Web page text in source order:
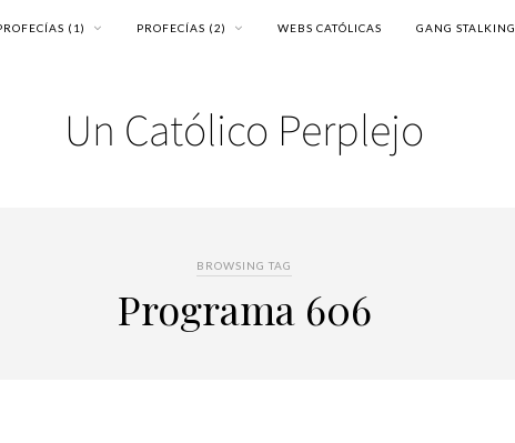
(1) PROFECÍAS (2) WEBS CATÓLICAS GANG STALKING
BROWSING TAG
Programa 606